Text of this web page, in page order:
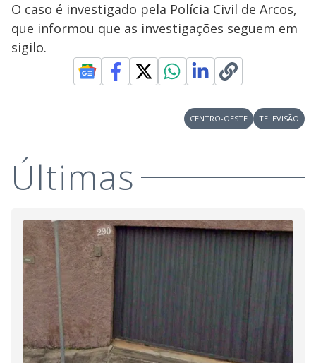
O caso é investigado pela Polícia Civil de Arcos,
que informou que as investigações seguem em
sigilo.
CENTRO-OESTE TELEVISÃO
Últimas